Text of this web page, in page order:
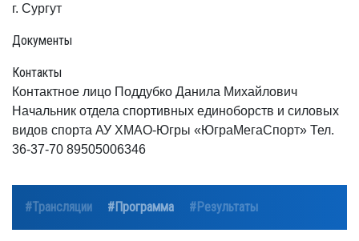
г. Сургут
Документы
Контакты
Контактное лицо Поддубко Данила Михайлович
Начальник отдела спортивных единоборств и силовых
видов спорта АУ ХМАО-Югры «ЮграМегаСпорт» Тел.
36-37-70 89505006346
#Трансляции #Программа #Результаты